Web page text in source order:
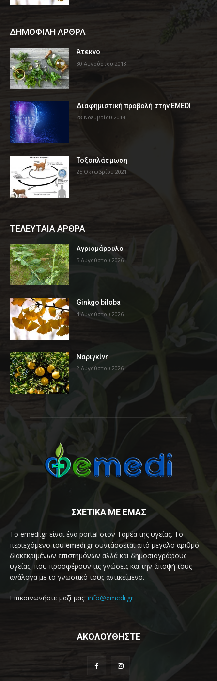
ΔΗΜΟΦΙΛΗ ΑΡΘΡΑ
Άτεκνο
30 Αυγούστου 2013
Διαφημιστική προβολή στην EMEDI
28 Νοεμβρίου 2014
Τοξοπλάσμωση
25 Οκτωβρίου 2021
ΤΕΛΕΥΤΑΙΑ ΑΡΘΡΑ
Αγριομάρουλο
5 Αυγούστου 2026
Ginkgo biloba
4 Αυγούστου 2026
Ναριγκίνη
2 Αυγούστου 2026
ΣΧΕΤΙΚΑ ΜΕ ΕΜΑΣ
Το emedi.gr είναι ένα portal στον Τομέα της υγείας. Το
περιεχόμενο του emedi.gr συντάσσεται από μεγάλο αριθμό
διακεκριμένων επιστημόνων αλλά και δημοσιογράφους
υγείας, που προσφέρουν τις γνώσεις και την άποψή τους
ανάλογα με το γνωστικό τους αντικείμενο.
Επικοινωνήστε μαζί μας: info@emedi.gr
ΑΚΟΛΟΥΘΗΣΤΕ